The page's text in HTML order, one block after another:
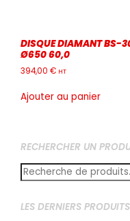
DISQUE DIAMANT BS-
Ø650 60,0
394,00 € HT
Ajouter au panier
RECHERCHER UN
Recherche
pour :
LES DERNIERS